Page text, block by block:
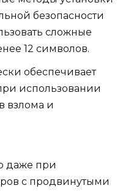
безопасности
сложные
12 символов.
обеспечивает
использовании
взлома и
даже при
с продвинутыми